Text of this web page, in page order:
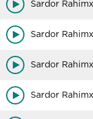
Sardor
Sardor
Sardor